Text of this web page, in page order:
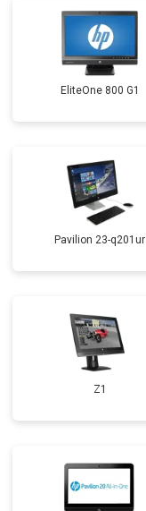
EliteOne 800 G1
Pavilion 23-q201ur
Z1